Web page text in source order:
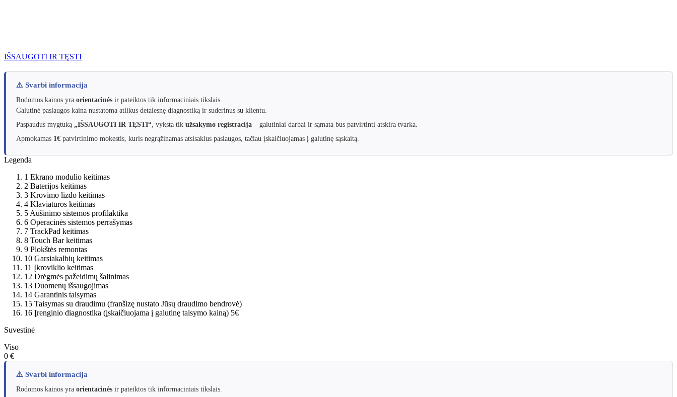
IŠSAUGOTI IR TĘSTI
⚠️ Svarbi informacija
Rodomos kainos yra orientacinės ir pateiktos tik informaciniais tikslais.
Galutinė paslaugos kaina nustatoma atlikus detalesnę diagnostiką ir suderinus su klientu.
Paspaudus mygtuką „IŠSAUGOTI IR TĘSTI“ , vyksta tik užsakymo registracija – galutiniai darbai ir sąmata bus patvirtinti atskira tvarka.
Apmokamas 1€ patvirtinimo mokestis, kuris negrąžinamas atsisakius paslaugos, tačiau įskaičiuojamas į galutinę sąskaitą.
Legenda
1 Ekrano modulio keitimas
2 Baterijos keitimas
3 Krovimo lizdo keitimas
4 Klaviatūros keitimas
5 Aušinimo sistemos profilaktika
6 Operacinės sistemos perrašymas
7 TrackPad keitimas
8 Touch Bar keitimas
9 Plokštės remontas
10 Garsiakalbių keitimas
11 Įkroviklio keitimas
12 Drėgmės pažeidimų šalinimas
13 Duomenų išsaugojimas
14 Garantinis taisymas
15 Taisymas su draudimu (franšizę nustato Jūsų draudimo bendrovė)
16 Įrenginio diagnostika (įskaičiuojama į galutinę taisymo kainą) 5€
Suvestinė
Viso
0 €
⚠️ Svarbi informacija
Rodomos kainos yra orientacinės ir pateiktos tik informaciniais tikslais.